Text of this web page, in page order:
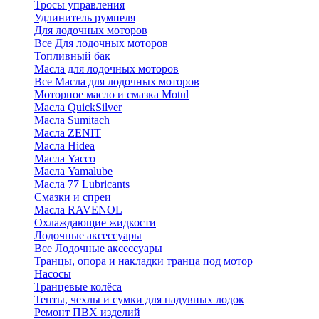
Тросы управления
Удлинитель румпеля
Для лодочных моторов
Все Для лодочных моторов
Топливный бак
Масла для лодочных моторов
Все Масла для лодочных моторов
Моторное масло и смазка Motul
Масла QuickSilver
Масла Sumitach
Масла ZENIT
Масла Hidea
Масла Yacco
Масла Yamalube
Масла 77 Lubricants
Смазки и спреи
Масла RAVENOL
Охлаждающие жидкости
Лодочные аксессуары
Все Лодочные аксессуары
Транцы, опора и накладки транца под мотор
Насосы
Транцевые колёса
Тенты, чехлы и сумки для надувных лодок
Ремонт ПВХ изделий